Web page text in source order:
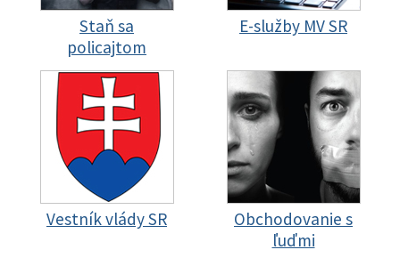
Staň sa
policajtom
E-služby MV SR
Vestník vlády SR
Obchodovanie s
ľuďmi